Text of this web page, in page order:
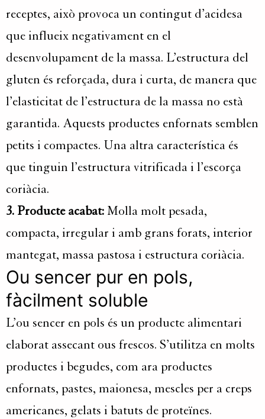
receptes, això provoca un contingut d’acidesa
que influeix negativament en el
desenvolupament de la massa. L’estructura del
gluten és reforçada, dura i curta, de manera que
l’elasticitat de l’estructura de la massa no està
garantida. Aquests productes enfornats semblen
petits i compactes. Una altra característica és
que tinguin l’estructura vitrificada i l’escorça
coriàcia.
3. Producte acabat: Molla molt pesada,
compacta, irregular i amb grans forats, interior
mantegat, massa pastosa i estructura coriàcia.
Ou sencer pur en pols,
fàcilment soluble
L’ou sencer en pols és un producte alimentari
elaborat assecant ous frescos. S’utilitza en molts
productes i begudes, com ara productes
enfornats, pastes, maionesa, mescles per a creps
americanes, gelats i batuts de proteïnes.